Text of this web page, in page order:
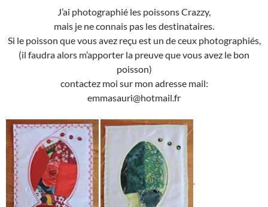
J’ai photographié les poissons Crazzy,
mais je ne connais pas les destinataires.
Si le poisson que vous avez reçu est un de ceux photographiés,
(il faudra alors m’apporter la preuve que vous avez le bon
poisson)
contactez moi sur mon adresse mail:
emmasauri@hotmail.fr